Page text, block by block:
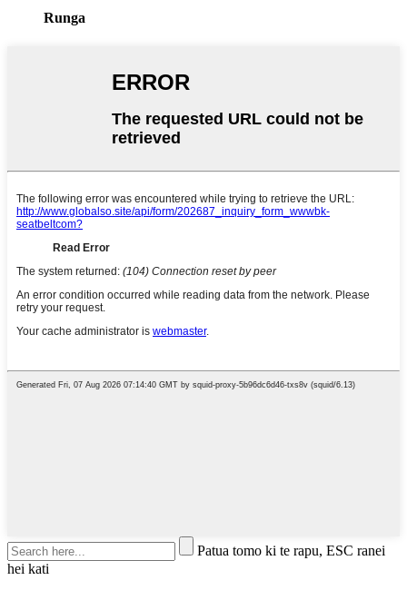
Runga
Patua tomo ki te rapu, ESC ranei
hei kati